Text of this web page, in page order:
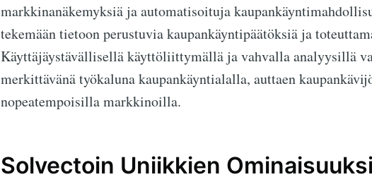
markkinanäkemyksiä ja automatisoituja
tekemään tietoon perustuvia kaupankäyntipäätöksiä ja
Käyttäjäystävällisellä käyttöliittymällä ja vahvalla analyysillä
merkittävänä työkaluna kaupankäyntialalla, auttaen
nopeatempoisilla markkinoilla.
Solvectoin Uniikkien